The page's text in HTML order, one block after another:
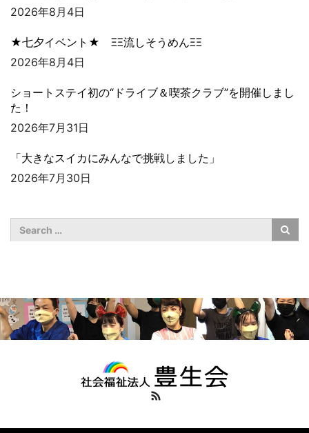
2026年8月4日
★七夕イベント★ ΞΞ流しそうめんΞΞ
2026年8月4日
ショートステイ初の“ドライブ＆喫茶クラブ”を開催しまし
た！
2026年7月31日
「大きなスイカにみんなで挑戦しました」
2026年7月30日